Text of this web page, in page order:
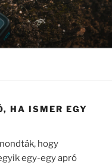
HA ISMER EGY
hogy
egy-egy apró